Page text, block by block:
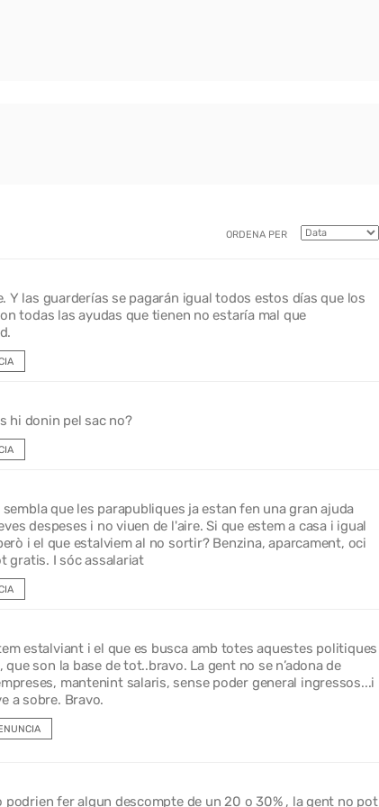
ORDENA PER
Y las guarderías se pagarán igual todos estos días que los
todas las ayudas que tienen no estaría mal que
hi donin pel sac no?
que les parapubliques ja estan fen una gran ajuda
despeses i no viuen de l'aire. Si que estem a casa i igual
i el que estalviem al no sortir? Benzina, aparcament, oci
gratis. I sóc assalariat
estalviant i el que es busca amb totes aquestes politiques
son la base de tot..bravo. La gent no se n’adona de
mantenint salaris, sense poder general ingressos...i
a sobre. Bravo.
podrien fer algun descompte de un 20 o 30% , la gent no pot